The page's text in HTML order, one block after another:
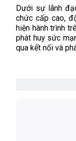
Dưới sự lãnh
chức cấp cao,
hiện hành trình
phát huy sức
qua kết nối và